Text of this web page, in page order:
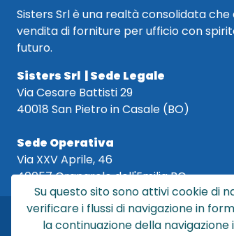
Sisters Srl è una realtà consolidata
vendita di forniture per ufficio con
futuro.
Sisters Srl | Sede Legale
Via Cesare Battisti 29
40018 San Pietro in Casale (BO)
Sede Operativa
Via XXV Aprile, 46
40057 Granarolo dell'Emilia BO
Su questo sito sono attivi cookie di
verificare i flussi di navigazione in
la continuazione della